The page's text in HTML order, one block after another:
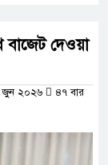
বাজেট দেওয়া
জুন ২০২৬
৪৭ বার